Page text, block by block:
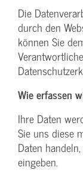
Die
durch den
können Sie
Wie erfassen
Ihre Daten
Sie uns diese
Daten
eingeben.